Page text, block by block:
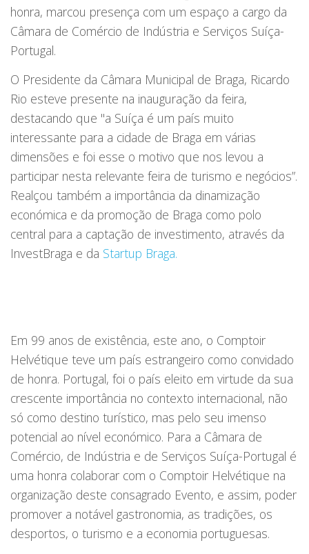
honra, marcou presença com um espaço a cargo da
Câmara de Comércio de Indústria e Serviços Suíça-
Portugal.
O Presidente da Câmara Municipal de Braga, Ricardo
Rio esteve presente na inauguração da feira,
destacando que "a Suíça é um país muito
interessante para a cidade de Braga em várias
dimensões e foi esse o motivo que nos levou a
participar nesta relevante feira de turismo e negócios”.
Realçou também a importância da dinamização
económica e da promoção de Braga como polo
central para a captação de investimento, através da
InvestBraga e da Startup Braga.
Em 99 anos de existência, este ano, o Comptoir
Helvétique teve um país estrangeiro como convidado
de honra. Portugal, foi o país eleito em virtude da sua
crescente importância no contexto internacional, não
só como destino turístico, mas pelo seu imenso
potencial ao nível económico. Para a Câmara de
Comércio, de Indústria e de Serviços Suíça-Portugal é
uma honra colaborar com o Comptoir Helvétique na
organização deste consagrado Evento, e assim, poder
promover a notável gastronomia, as tradições, os
desportos, o turismo e a economia portuguesas.